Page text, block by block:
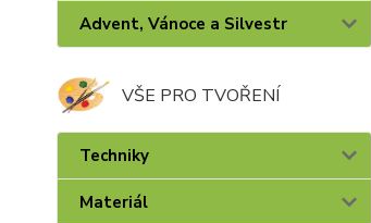
Advent, Vánoce a Silvestr
VŠE PRO TVOŘENÍ
Techniky
Materiál